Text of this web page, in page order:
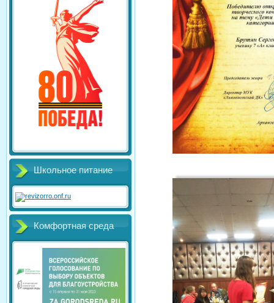
Школьное питание
Комфортная среда